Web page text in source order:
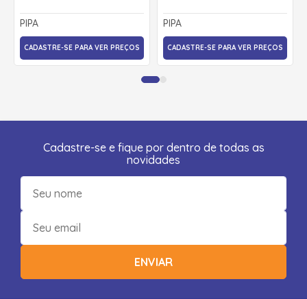
PIPA
CADASTRE-SE PARA VER PREÇOS
PIPA
CADASTRE-SE PARA VER PREÇOS
Cadastre-se e fique por dentro de todas as
novidades
ENVIAR